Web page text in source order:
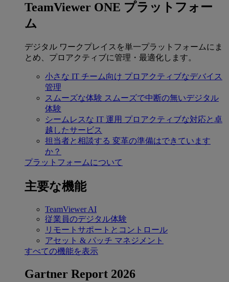
TeamViewer ONE プラットフォー
ム
デジタル ワークプレイスを単一プラットフォームにま
とめ、プロアクティブに管理・最適化します。
小さな IT チーム向け プロアクティブなデバイス
管理
スムーズな体験 スムーズで中断の無いデジタル
体験
シームレスな IT 運用 プロアクティブな対応と卓
越したサービス
担当者と相談する 変革の準備はできています
か？
プラットフォームについて
主要な機能
TeamViewer AI
従業員のデジタル体験
リモートサポートとコントロール
アセット & パッチ マネジメント
すべての機能を表示
Gartner Report 2026